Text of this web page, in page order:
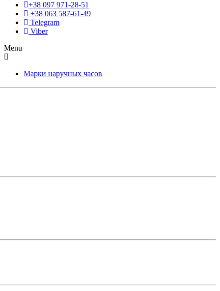
+38 097 971-28-51
+38 063 587-61-49
Telegram
Viber
Menu
Марки наручных часов